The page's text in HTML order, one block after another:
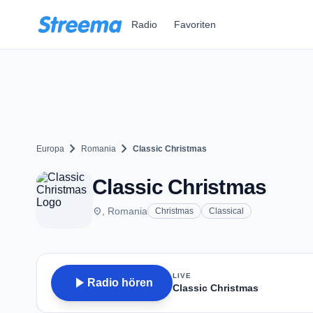
Radio Favoriten
Europa chevron_right Romania chevron_right Classic Christmas
Classic Christmas
place , Romania Christmas Classical
play_arrow Radio hören
LIVE
Classic Christmas